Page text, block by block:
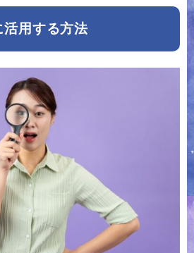
用する方法